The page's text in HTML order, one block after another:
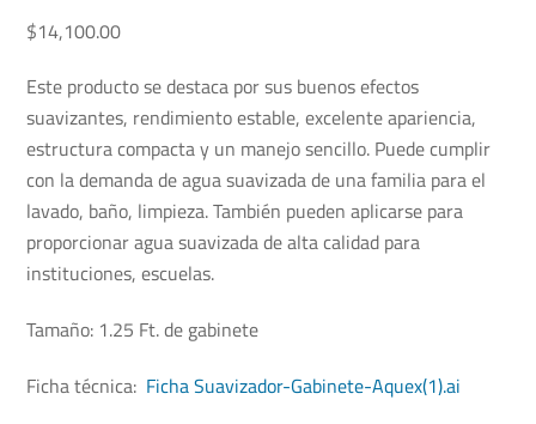
$14,100.00
Este producto se destaca por sus buenos efectos
suavizantes, rendimiento estable, excelente apariencia,
estructura compacta y un manejo sencillo. Puede cumplir
con la demanda de agua suavizada de una familia para el
lavado, baño, limpieza. También pueden aplicarse para
proporcionar agua suavizada de alta calidad para
instituciones, escuelas.
Tamaño: 1.25 Ft. de gabinete
Ficha técnica: Ficha Suavizador-Gabinete-Aquex(1).ai